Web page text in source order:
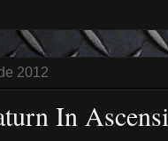
2012
In